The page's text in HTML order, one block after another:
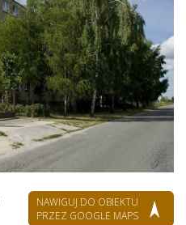
NAWIGUJ DO OBIEKTU
PRZEZ GOOGLE MAPS